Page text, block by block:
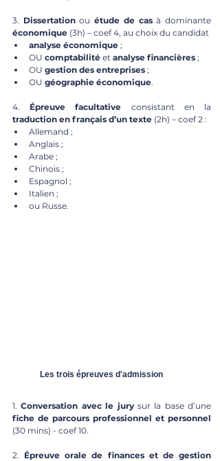
3. Dissertation ou étude de cas
économique (3h) – coef 4, au choix du candidat
analyse économique ;
OU comptabilité et analyse financières ;
OU gestion des entreprises ;
OU géographie économique.
4. Épreuve facultative
traduction en français d’un texte (2h) – coef 2 :
Allemand ;
Anglais ;
Arabe ;
Chinois ;
Espagnol ;
Italien ;
ou Russe.
	Les trois épreuves d'admission
1. Conversation avec le jury
fiche de parcours professionnel et personnel
(30 mins) - coef 10.
2. Épreuve orale de finances et de gestion